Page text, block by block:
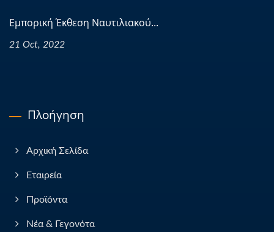
Εμπορική Έκθεση Ναυτιλιακού...
21 Oct, 2022
Πλοήγηση
Αρχική Σελίδα
Εταιρεία
Προϊόντα
Νέα & Γεγονότα